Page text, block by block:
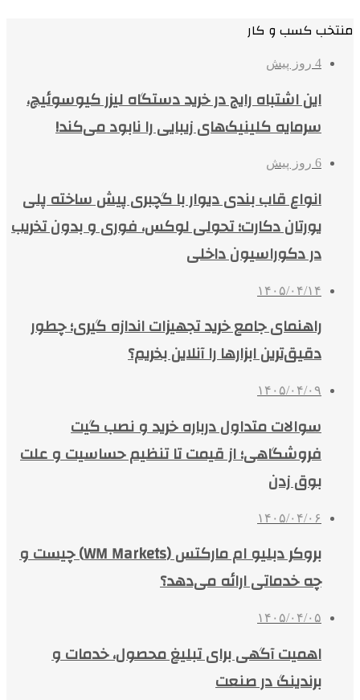
منتخب کسب و کار
4 روز پیش
این اشتباه رایج در خرید دستگاه لیزر کیوسوئیچ،
سرمایه کلینیک‌های زیبایی را نابود می‌کند!
6 روز پیش
انواع قاب بندی دیوار با گچبری پیش ساخته پلی
یورتان دکارت؛ تحولی لوکس، فوری و بدون تخریب
در دکوراسیون داخلی
۱۴۰۵/۰۴/۱۴
راهنمای جامع خرید تجهیزات اندازه گیری؛ چطور
دقیق‌ترین ابزارها را آنلاین بخریم؟
۱۴۰۵/۰۴/۰۹
سوالات متداول درباره خرید و نصب گیت
فروشگاهی؛ از قیمت تا تنظیم حساسیت و علت
بوق زدن
۱۴۰۵/۰۴/۰۶
بروکر دبلیو ام مارکتس (WM Markets) چیست و
چه خدماتی ارائه می‌دهد؟
۱۴۰۵/۰۴/۰۵
اهمیت آگهی برای تبلیغ محصول، خدمات و
برندینگ در صنعت